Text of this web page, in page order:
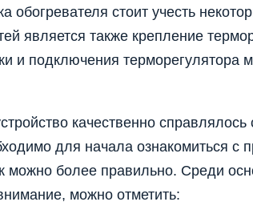
обогревателя стоит учесть
является также крепление
и подключения терморегулятора
качественно
для начала ознакомиться с
можно более правильно. Среди
можно отметить: